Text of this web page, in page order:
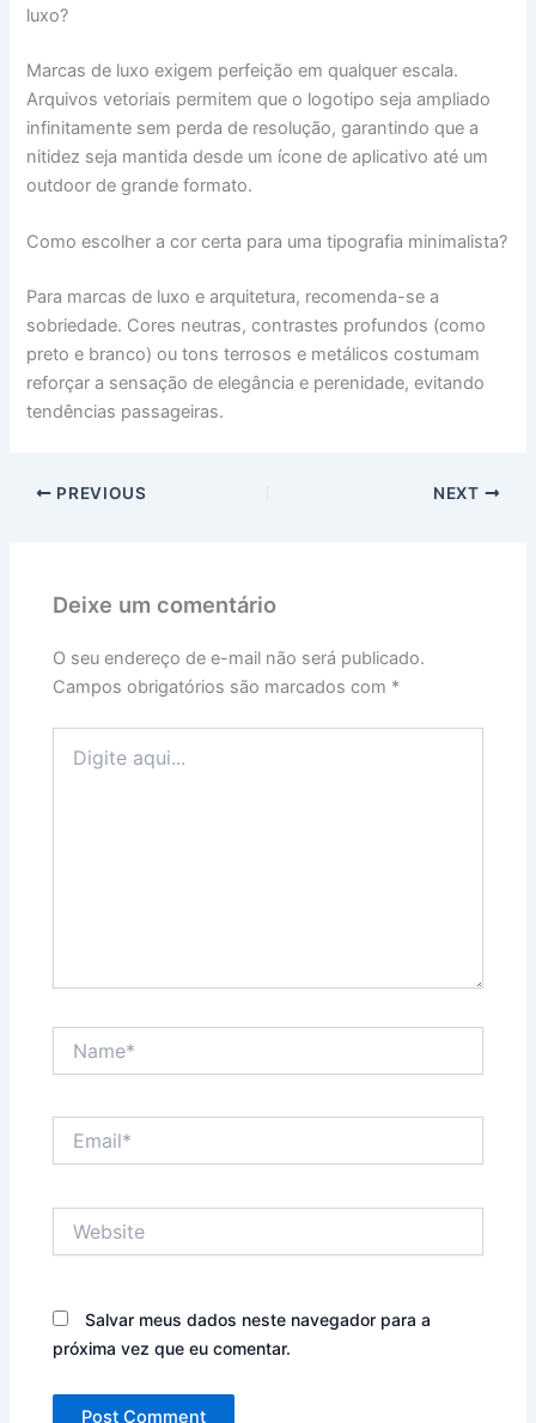
luxo?
Marcas de luxo exigem perfeição em qualquer escala.
Arquivos vetoriais permitem que o logotipo seja ampliado
infinitamente sem perda de resolução, garantindo que a
nitidez seja mantida desde um ícone de aplicativo até um
outdoor de grande formato.
Como escolher a cor certa para uma tipografia minimalista?
Para marcas de luxo e arquitetura, recomenda-se a
sobriedade. Cores neutras, contrastes profundos (como
preto e branco) ou tons terrosos e metálicos costumam
reforçar a sensação de elegância e perenidade, evitando
tendências passageiras.
PREVIOUS NEXT
Deixe um comentário
O seu endereço de e-mail não será publicado.
Campos obrigatórios são marcados com *
aqui...
Salvar meus dados neste navegador para a
próxima vez que eu comentar.